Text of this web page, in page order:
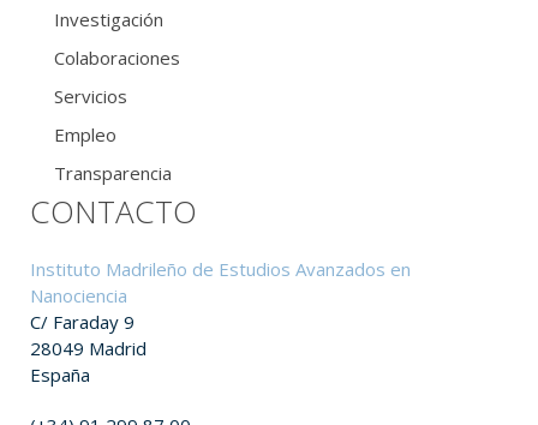
Investigación
Colaboraciones
Servicios
Empleo
Transparencia
CONTACTO
Instituto Madrileño de Estudios Avanzados en
Nanociencia
C/ Faraday 9
28049 Madrid
España